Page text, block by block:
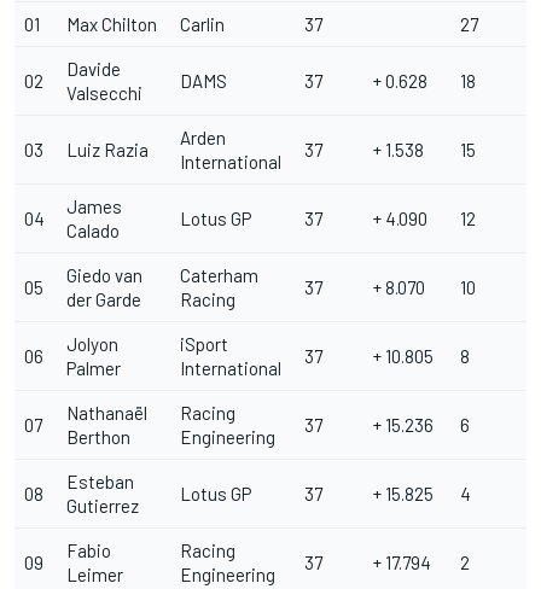
01 Max Chilton Carlin 37 27
02
Davide
Valsecchi
DAMS 37 + 0.628 18
03 Luiz Razia
Arden
International
37 + 1.538 15
04
James
Calado
Lotus GP 37 + 4.090 12
05
Giedo van
der Garde
Caterham
Racing
37 + 8.070 10
06
Jolyon
Palmer
iSport
International
37 + 10.805 8
07
Nathanaël
Berthon
Racing
Engineering
37 + 15.236 6
08
Esteban
Gutierrez
Lotus GP 37 + 15.825 4
09
Fabio
Leimer
Racing
Engineering
37 + 17.794 2